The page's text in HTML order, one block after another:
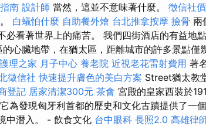
南 設計師 當然，這並不意味著什麼。 徵信社
白蟻怕什麼 自助餐外燴 台北推拿按摩 撿骨 兩
必看著世界上的痛苦。 我們四街酒店的有益地
心臟地帶，在猶太區，距離城市的許多景點僅
理之家 月子中心 養老院 近視老花雷射費用 著
徵信社 快速提升膚色的美白方案 Street猶太教
登記 居家清潔300元 茶會 宮殿的皇家西裝於
為發現匈牙利首都的歷史和文化古蹟提供了一
中潛入。 - 飲食文化 台中眼科 長照2.0 高雄律